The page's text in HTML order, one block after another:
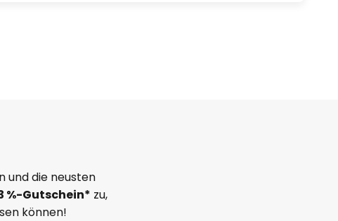
und die neusten
%-Gutschein* zu,
können!